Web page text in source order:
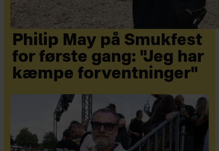
Philip May på Smukfest
for første gang: "Jeg har
kæmpe forventninger"